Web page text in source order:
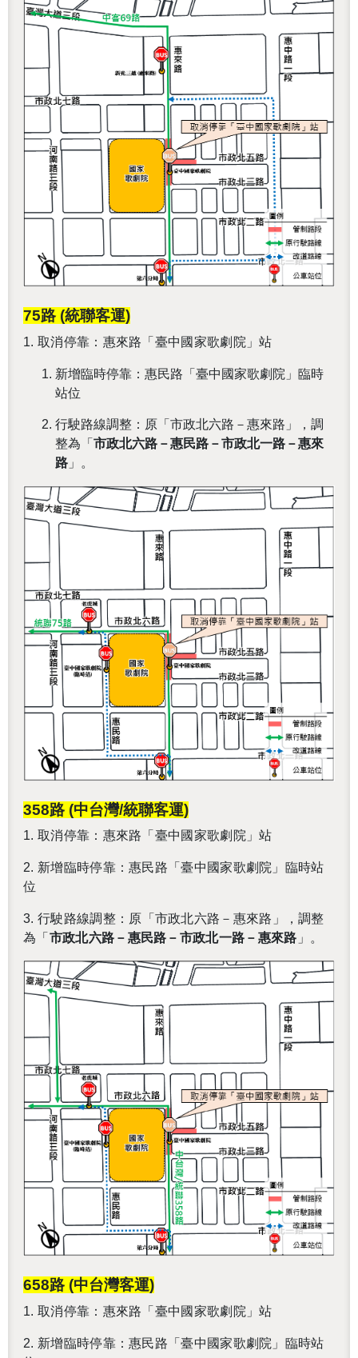
75路 (統聯客運)
1.取消停靠：惠來路「臺中國家歌劇院」站
新增臨時停靠：惠民路「臺中國家歌劇院」臨時
站位
行駛路線調整：原「市政北六路－惠來路」，調
整為「市政北六路－惠民路－市政北一路－惠來
路 」。
358路 (中台灣/統聯客運)
1.取消停靠：惠來路「臺中國家歌劇院」站
2. 新增臨時停靠：惠民路「臺中國家歌劇院」臨時站
位
3. 行駛路線調整：原「市政北六路－惠來路」，調整
為「 市政北六路－惠民路－市政北一路－惠來路 」。
658路 (中台灣客運)
1.取消停靠：惠來路「臺中國家歌劇院」站
2. 新增臨時停靠：惠民路「臺中國家歌劇院」臨時站